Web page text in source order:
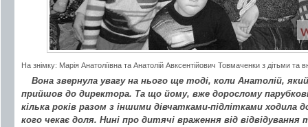
На знімку: Марія Анатоліївна та Анатолій Авксентійович Товмаченки з дітьми
Вона звернула увагу на нього ще тоді, коли Анатолій,
прийшов до директора. Та що йому, вже дорослому
кілька років разом з іншими дівчатками-підлітками ходила
кого чекає доля. Нині про дитячі враження від